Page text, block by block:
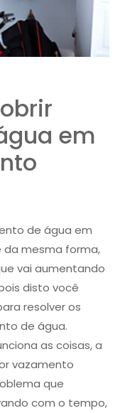
em
de água em
mesma forma,
vai aumentando
disto você
resolver os
de água.
as coisas, a
vazamento
que
com o tempo,